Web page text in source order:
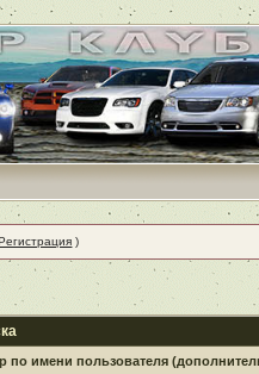
)
по имени пользователя